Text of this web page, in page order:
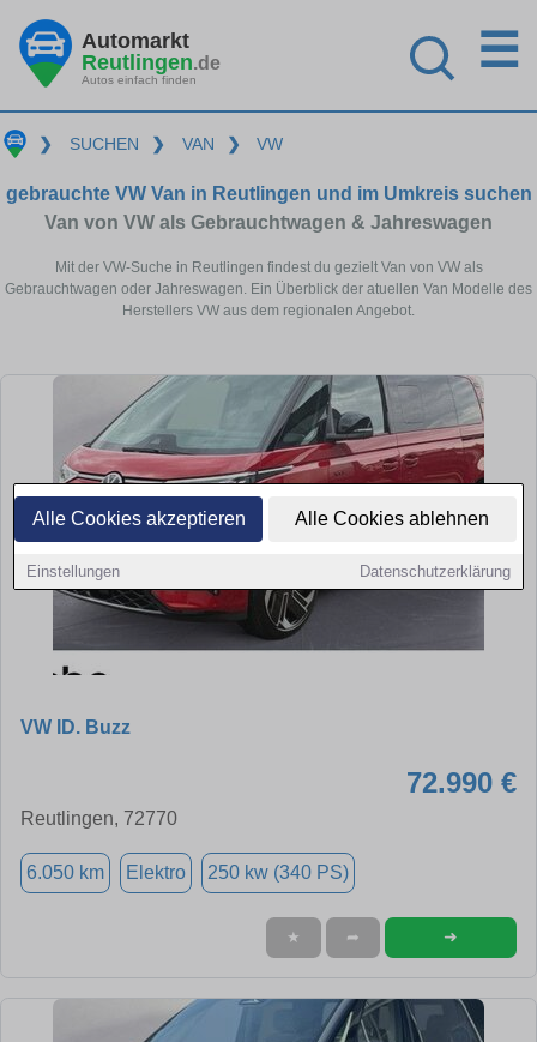
Alle Cookies akzeptieren Alle Cookies ablehnen
Einstellungen Datenschutzerklärung
Automarkt
Reutlingen.de
Autos einfach finden
☰
❯ SUCHEN ❯ VAN ❯ VW
gebrauchte VW Van in Reutlingen und im Umkreis suchen
Van von VW als Gebrauchtwagen & Jahreswagen
Mit der VW-Suche in Reutlingen findest du gezielt Van von VW als
Gebrauchtwagen oder Jahreswagen. Ein Überblick der atuellen Van Modelle des
Herstellers VW aus dem regionalen Angebot.
VW ID. Buzz
72.990 €
Reutlingen, 72770
6.050 km Elektro 250 kw (340 PS)
★ ➦ ➜